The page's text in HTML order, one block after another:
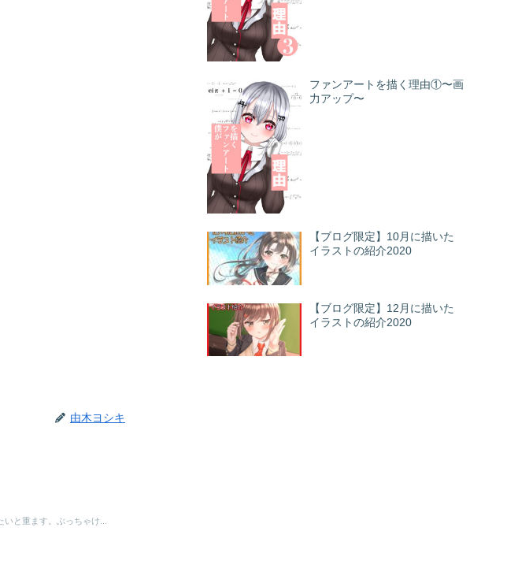
由木ヨシキ
と重ます。ぶっちゃけ...
ファンアートを描く理由①〜画
力アップ〜
【ブログ限定】10月に描いた
イラストの紹介2020
【ブログ限定】12月に描いた
イラストの紹介2020